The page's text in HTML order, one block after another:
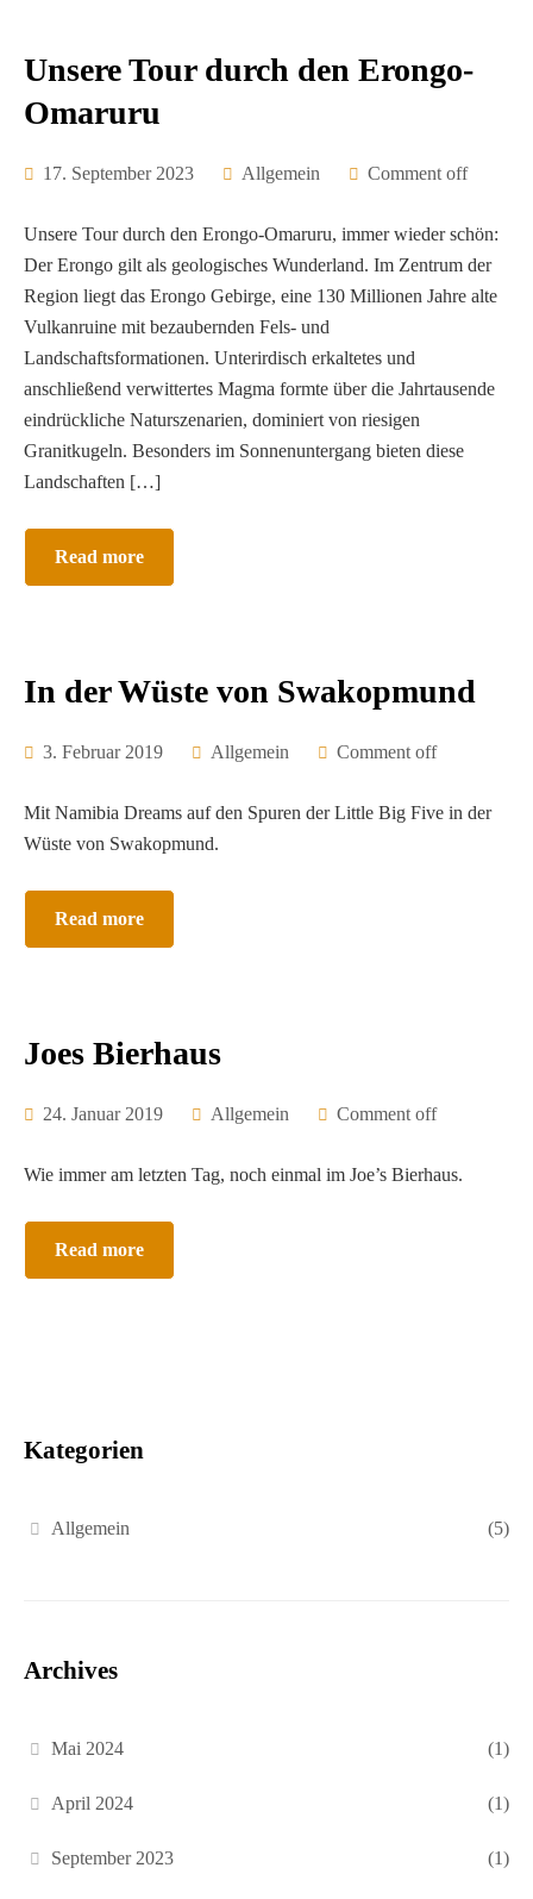
Unsere Tour durch den Erongo-
Omaruru
17. September 2023 Allgemein Comment off
Unsere Tour durch den Erongo-Omaruru, immer wieder schön:
Der Erongo gilt als geologisches Wunderland. Im Zentrum der
Region liegt das Erongo Gebirge, eine 130 Millionen Jahre alte
Vulkanruine mit bezaubernden Fels- und
Landschaftsformationen. Unterirdisch erkaltetes und
anschließend verwittertes Magma formte über die Jahrtausende
eindrückliche Naturszenarien, dominiert von riesigen
Granitkugeln. Besonders im Sonnenuntergang bieten diese
Landschaften […]
Read more
In der Wüste von Swakopmund
3. Februar 2019 Allgemein Comment off
Mit Namibia Dreams auf den Spuren der Little Big Five in der
Wüste von Swakopmund.
Read more
Joes Bierhaus
24. Januar 2019 Allgemein Comment off
Wie immer am letzten Tag, noch einmal im Joe’s Bierhaus.
Read more
Kategorien
Allgemein (5)
Archives
Mai 2024 (1)
April 2024 (1)
September 2023 (1)